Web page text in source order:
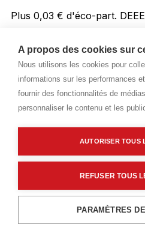
A propos des cookies sur
Nous utilisons les cookies pour
informations sur les performances
fournir des fonctionnalités de
personnaliser le contenu et les
AUTORISER TOUS
REFUSER TOUS
PARAMÈTRES
Plus 0,03 € d'éco-part. DEEE
10,26 € TTC /M2
Livraisons & enlèvement
Livraison standard Sur
Description détaillée
Ajouter au